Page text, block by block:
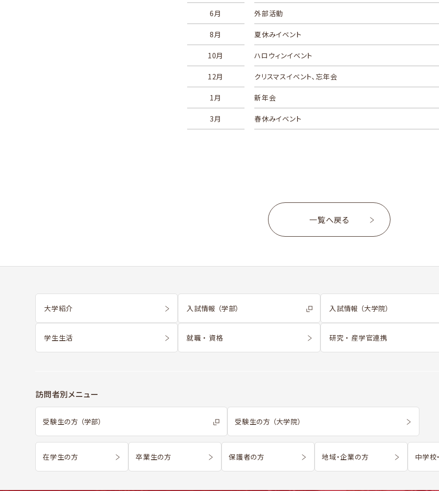
6月 外部活動
8月 夏休みイベント
10月 ハロウィンイベント
12月 クリスマスイベント、忘年会
1月 新年会
3月 春休みイベント
一覧へ戻る
大学紹介 入試情報 （学部） 入試情報 （大学院）
学生生活 就職 ・ 資格 研究 ・ 産学官連携
訪問者別メニュー
受験生の方 （学部） 受験生の方 （大学院）
在学生の方 卒業生の方 保護者の方 地域・企業の方 中学校